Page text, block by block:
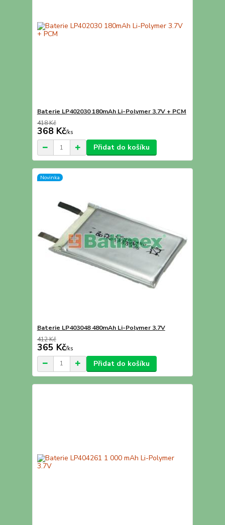
Baterie LP402030 180mAh Li-Polymer 3.7V + PCM
418 Kč
368 Kč/ks
Přidat do košíku
Novinka
Baterie LP403048 480mAh Li-Polymer 3.7V
412 Kč
365 Kč/ks
Přidat do košíku